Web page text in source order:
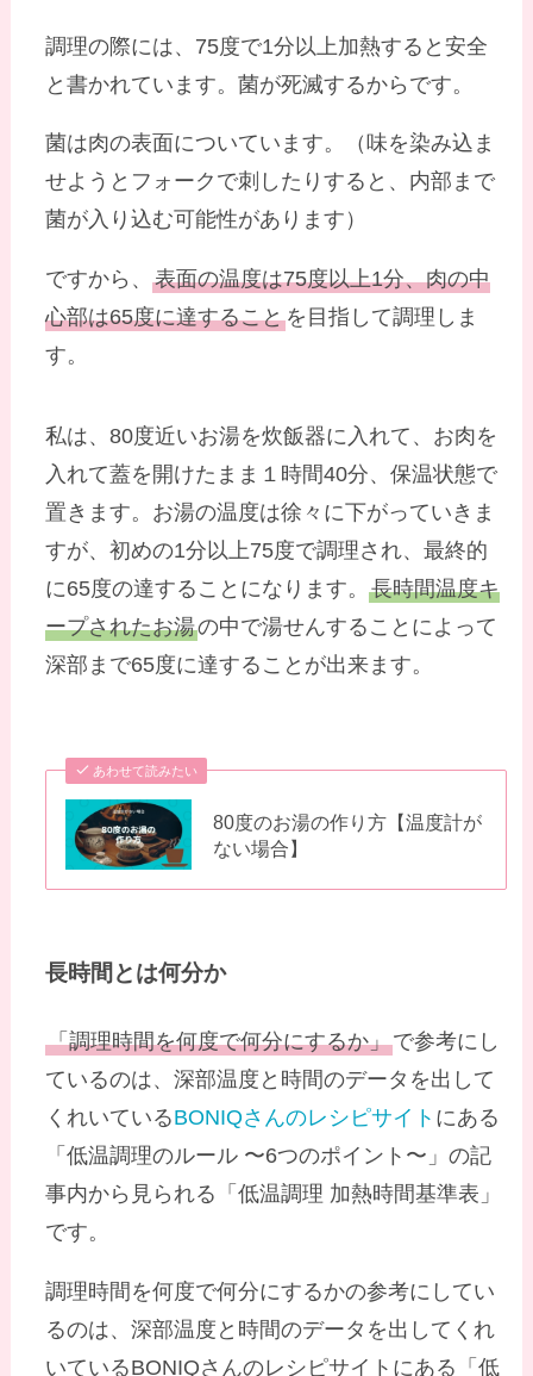
調理の際には、75度で1分以上加熱すると安全
と書かれています。菌が死滅するからです。
菌は肉の表面についています。（味を染み込ま
せようとフォークで刺したりすると、内部まで
菌が入り込む可能性があります）
ですから、表面の温度は75度以上1分、肉の中
心部は65度に達することを目指して調理しま
す。
私は、80度近いお湯を炊飯器に入れて、お肉を
入れて蓋を開けたまま１時間40分、保温状態で
置きます。お湯の温度は徐々に下がっていきま
すが、初めの1分以上75度で調理され、最終的
に65度の達することになります。長時間温度キ
ープされたお湯の中で湯せんすることによって
深部まで65度に達することが出来ます。
あわせて読みたい
80度のお湯の作り方【温度計が
ない場合】
長時間とは何分か
「調理時間を何度で何分にするか」で参考にし
ているのは、深部温度と時間のデータを出して
くれいているBONIQさんのレシピサイト にある
「低温調理のルール 〜6つのポイント〜」の記
事内から見られる「低温調理 加熱時間基準表」
です。
調理時間を何度で何分にするかの参考にしてい
るのは、深部温度と時間のデータを出してくれ
いているBONIQさんのレシピサイトにある「低